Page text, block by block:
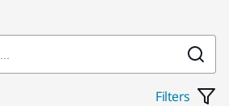
Filters